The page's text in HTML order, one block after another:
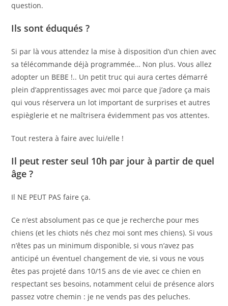
question.
Ils sont éduqués ?
Si par là vous attendez la mise à disposition d’un chien avec
sa télécommande déjà programmée… Non plus. Vous allez
adopter un BEBE !.. Un petit truc qui aura certes démarré
plein d’apprentissages avec moi parce que j’adore ça mais
qui vous réservera un lot important de surprises et autres
espièglerie et ne maîtrisera évidemment pas vos attentes.
Tout restera à faire avec lui/elle !
Il peut rester seul 10h par jour à partir de quel
âge ?
Il NE PEUT PAS faire ça.
Ce n’est absolument pas ce que je recherche pour mes
chiens (et les chiots nés chez moi sont mes chiens). Si vous
n’êtes pas un minimum disponible, si vous n’avez pas
anticipé un éventuel changement de vie, si vous ne vous
êtes pas projeté dans 10/15 ans de vie avec ce chien en
respectant ses besoins, notamment celui de présence alors
passez votre chemin : je ne vends pas des peluches.